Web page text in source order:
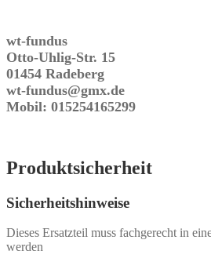
wt-fundus
Otto-Uhlig-Str. 15
01454 Radeberg
wt-fundus@gmx.de
Mobil: 015254165299
Produktsicherheit
Sicherheitshinweise
Dieses Ersatzteil muss fachgerecht in
werden